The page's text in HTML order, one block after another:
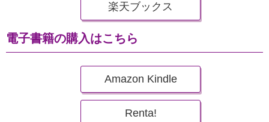
楽天ブックス
電子書籍の購入はこちら
Amazon Kindle
Renta!